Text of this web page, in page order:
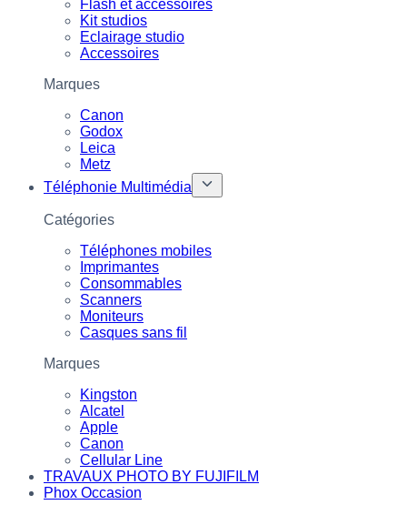
Flash et accessoires
Kit studios
Eclairage studio
Accessoires
Marques
Canon
Godox
Leica
Metz
Téléphonie Multimédia
Catégories
Téléphones mobiles
Imprimantes
Consommables
Scanners
Moniteurs
Casques sans fil
Marques
Kingston
Alcatel
Apple
Canon
Cellular Line
TRAVAUX PHOTO BY FUJIFILM
Phox Occasion